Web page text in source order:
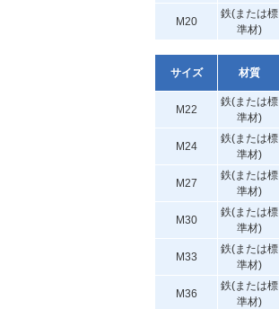
M20
鉄(または標
準材)
サイズ 材質
M22
鉄(または標
準材)
M24
鉄(または標
準材)
M27
鉄(または標
準材)
M30
鉄(または標
準材)
M33
鉄(または標
準材)
M36
鉄(または標
準材)